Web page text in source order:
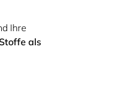
Ihre
als